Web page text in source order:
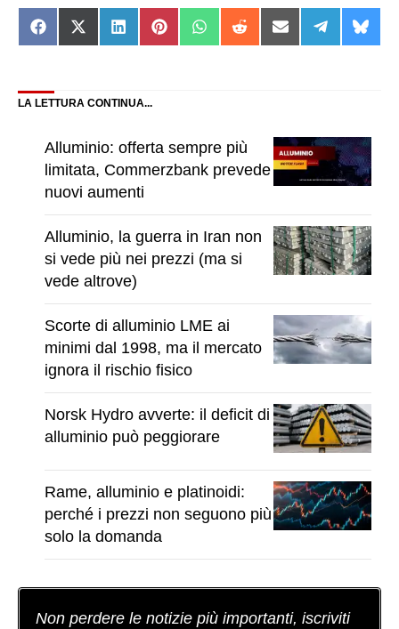
Share
on
Share
on
Share
on
Share
on
Share
on
Share
on
Share
on
Share
on
on
LA LETTURA CONTINUA...
Alluminio: offerta sempre più
limitata, Commerzbank prevede
nuovi aumenti
Alluminio, la guerra in Iran non
si vede più nei prezzi (ma si
vede altrove)
Scorte di alluminio LME ai
minimi dal 1998, ma il mercato
ignora il rischio fisico
Norsk Hydro avverte: il deficit di
alluminio può peggiorare
Rame, alluminio e platinoidi:
perché i prezzi non seguono più
solo la domanda
Non perdere le notizie più importanti, iscriviti